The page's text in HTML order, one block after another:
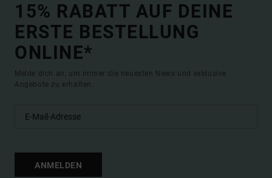
15% RABATT AUF DEINE
ERSTE BESTELLUNG
ONLINE*
Melde dich an, um immer die neuesten News und exklusive
Angebote zu erhalten.
ANMELDEN